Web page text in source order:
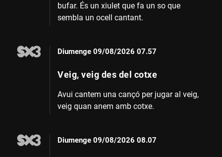
bufar. És un xiulet que fa un so que
sembla un ocell cantant.
Diumenge 09/08/2026 07.57
Veig, veig des del cotxe
Avui cantem una cançó per jugar al veig,
veig quan anem amb cotxe.
Diumenge 09/08/2026 08.07